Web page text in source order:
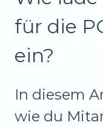
für die
ein?
In diesem
wie du